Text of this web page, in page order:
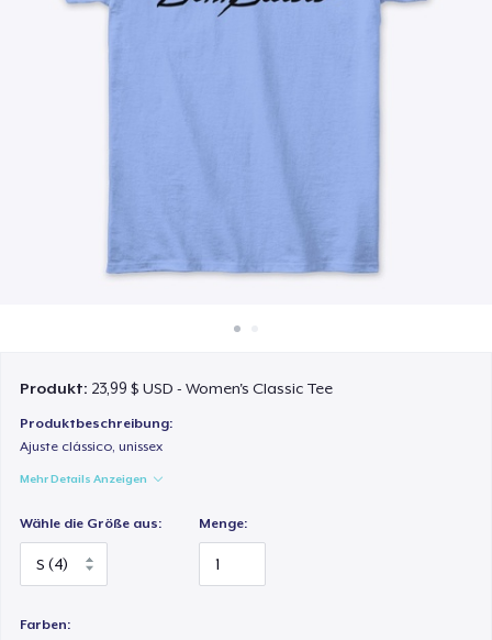
Produkt: 23,99 $ USD - Women's Classic Tee
Produktbeschreibung:
Ajuste clássico, unissex
Mehr Details Anzeigen
Wähle die Größe aus: Menge:
Farben: